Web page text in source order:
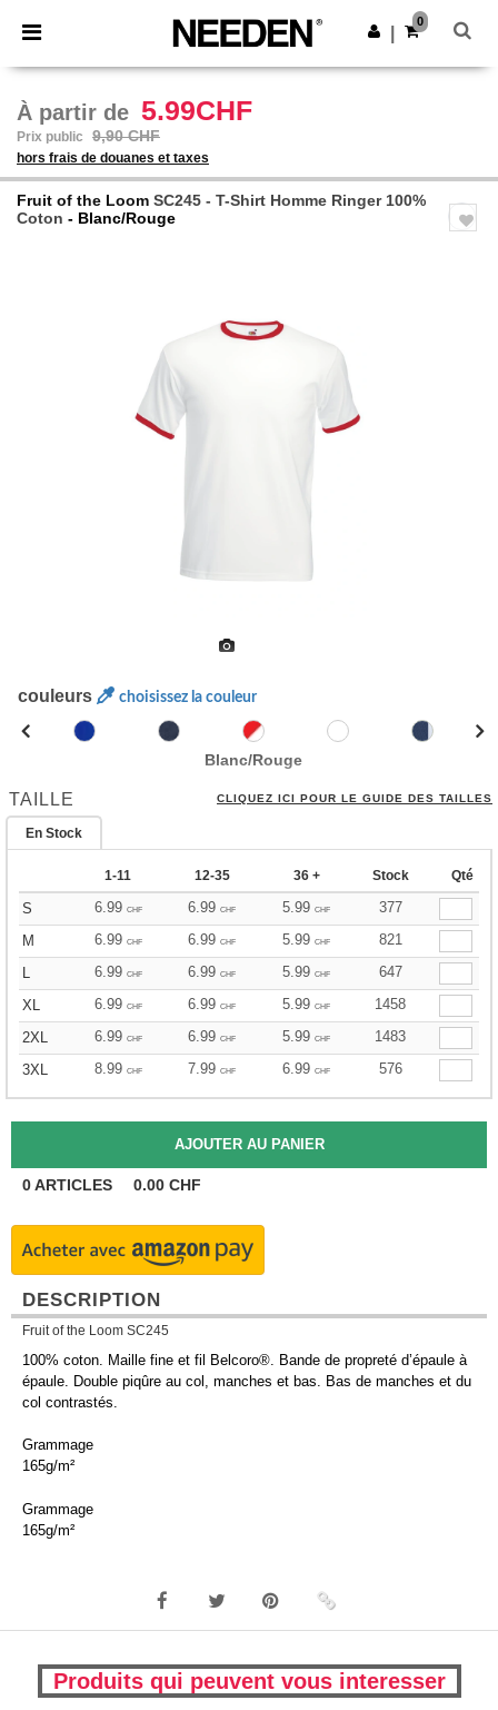
× Appli Needen
Meilleurs prix sur l’app !
Obtenir l'appli
0
À partir de 5.99CHF
Prix public 9,90 CHF
hors frais de douanes et taxes
Fruit of the Loom SC245 - T-Shirt Homme Ringer 100%
Coton - Blanc/Rouge
couleurs choisissez la couleur
Blanc/Rouge
TAILLE CLIQUEZ ICI POUR LE GUIDE DES TAILLES
En Stock
1-11 12-35 36 + Stock Qté
S 6.99 CHF 6.99 CHF 5.99 CHF
377
M
6.99 CHF 6.99 CHF 5.99 CHF
821
L
6.99 CHF 6.99 CHF 5.99 CHF
647
XL
6.99 CHF 6.99 CHF 5.99 CHF
1458
2XL
6.99 CHF 6.99 CHF 5.99 CHF
1483
3XL
8.99 CHF 7.99 CHF 6.99 CHF 576
0ARTICLES 0.00 CHF
DESCRIPTION
Fruit of the Loom SC245
100% coton. Maille fine et fil Belcoro®. Bande de propreté d’épaule à
épaule. Double piqûre au col, manches et bas. Bas de manches et du
col contrastés.
Grammage
165g/m²
Grammage
165g/m²
Produits qui peuvent vous interesser